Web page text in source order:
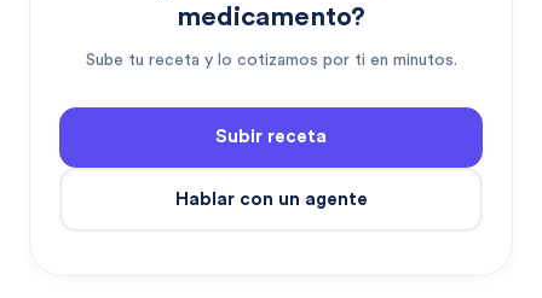
medicamento?
Sube tu receta y lo cotizamos por ti en minutos.
Subir receta
Hablar con un agente